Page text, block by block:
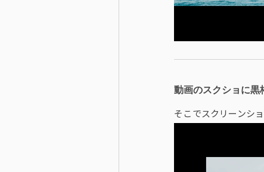
動画のスクショに黒
そこでスクリーンシ